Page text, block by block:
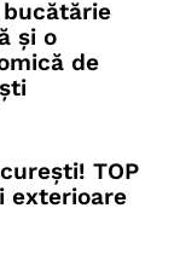
și o
de
TOP
exterioare